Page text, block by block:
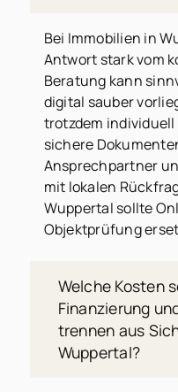
Bei Immobilien in
Antwort stark vom
Beratung kann
digital sauber
trotzdem
sichere
Ansprechpartner
mit lokalen
Wuppertal sollte
Objektprüfung
Welche Kosten
Finanzierung
trennen aus
Wuppertal?